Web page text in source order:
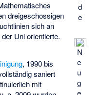
d
e
N
e
u
g
e
dreigeschossigen
sich an
Uni orientierte.
, 1990 bis
saniert
mit